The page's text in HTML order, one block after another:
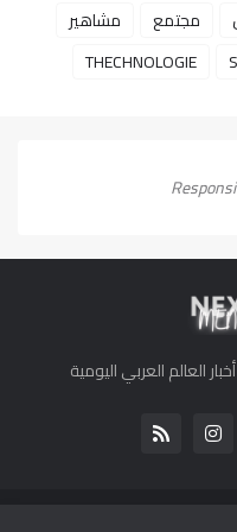
مجتمع
مشاهير
THECHNOLOGIE
العالم العربي اليومية